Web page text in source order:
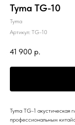
Tyma TG-10
Tyma
Артикул: TG-10
41 900 р.
Tyma TG-1 акустическая
профессиональным